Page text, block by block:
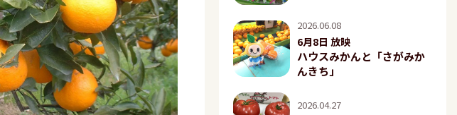
2026.06.08
6月8日 放映
ハウスみかんと「さがみか
んきち」
2026.04.27